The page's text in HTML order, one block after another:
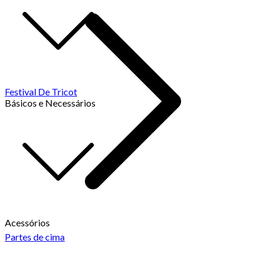
Festival De Tricot
Básicos e Necessários
Acessórios
Partes de cima